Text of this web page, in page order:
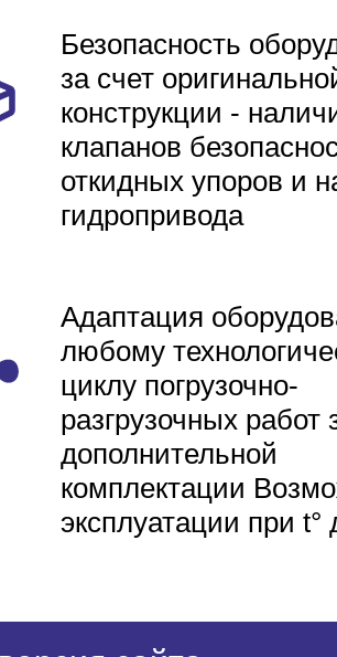
Безопасность
за счет
конструкции -
клапанов
откидных упоров и
гидропривода
Адаптация
любому
циклу погрузочно-
разгрузочных работ
дополнительной
комплектации
эксплуатации при t°